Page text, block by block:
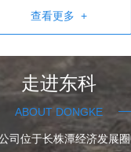
查看更多 +
走进东科
ABOUT DONGKE
司位于长株潭经济发展